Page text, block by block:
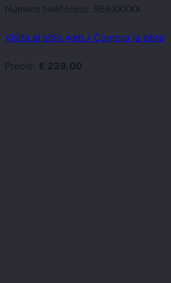
Número telefónico: 966XXXXX
Visita el sitio web / Compra la obra
Precio: € 239,00